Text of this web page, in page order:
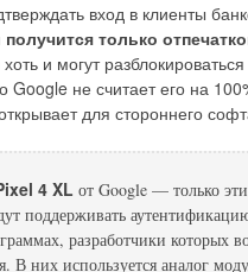
вход в клиенты
получится только
и могут
Google не считает его на
для стороннего
4 XL от Google — только
поддерживать
разработчики которых
В них используется аналог